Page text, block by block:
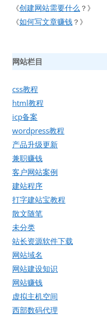
《创建网站需要什么 ？》
《如何写文章赚钱 ？》
网站栏目
css教程
html教程
icp备案
wordpress教程
产品升级更新
兼职赚钱
客户网站案例
建站程序
打字建站宝教程
散文随笔
未分类
站长资源软件下载
网站域名
网站建设知识
网站赚钱
虚拟主机空间
西部数码代理